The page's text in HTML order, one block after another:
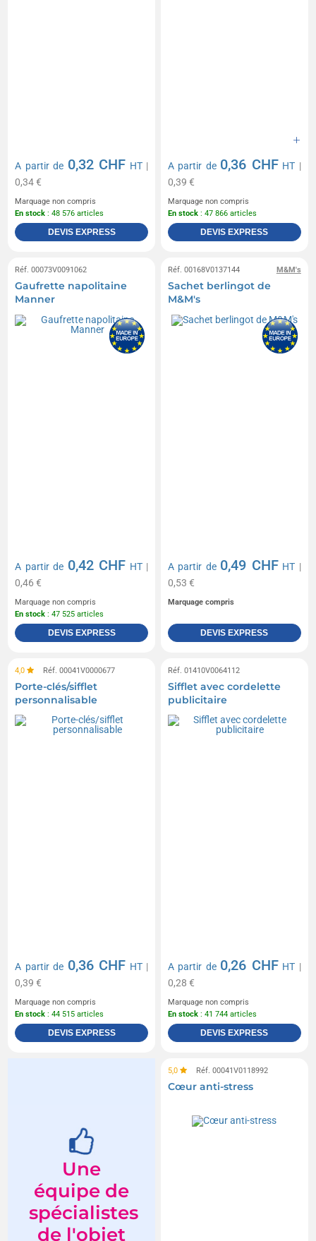
A partir de 0,32 CHF HT|
0,34 €
Marquage non compris
En stock : 48 576 articles
DEVIS EXPRESS
A partir de 0,36 CHF HT |
0,39 €
Marquage non compris
En stock : 47 866 articles
DEVIS EXPRESS
Réf. 00073V0091062
Gaufrette napolitaine
Manner
A partir de 0,42 CHF HT|
0,46 €
Marquage non compris
En stock : 47 525 articles
DEVIS EXPRESS
M&M's
Réf. 00168V0137144
Sachet berlingot de
M&M's
A partir de 0,49 CHF HT |
0,53 €
Marquage compris
DEVIS EXPRESS
4,0 Réf. 00041V0000677
Porte-clés/sifflet
personnalisable
A partir de 0,36 CHF HT|
0,39 €
Marquage non compris
En stock : 44 515 articles
DEVIS EXPRESS
Réf. 01410V0064112
Sifflet avec cordelette
publicitaire
A partir de 0,26 CHF HT |
0,28 €
Marquage non compris
En stock : 41 744 articles
DEVIS EXPRESS
Une
équipe de
spécialistes
de l'objet
5,0 Réf. 00041V0118992
Cœur anti-stress